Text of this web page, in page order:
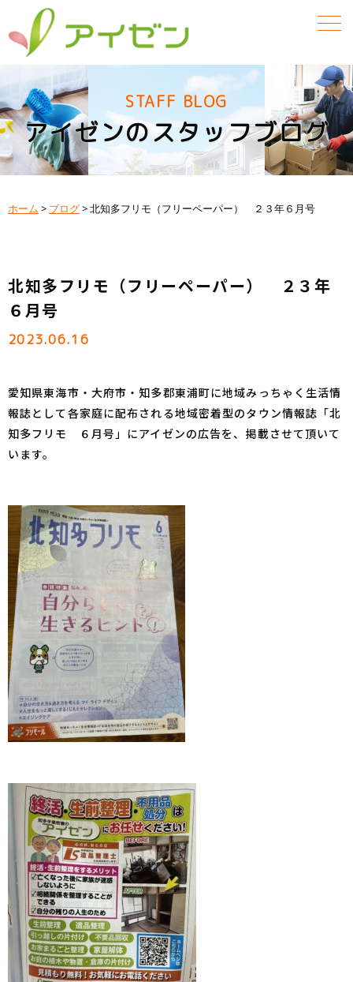
STAFF BLOG
アイゼンのスタッフブログ
ホーム > ブログ>北知多フリモ（フリーペーパー） ２３年６月号
北知多フリモ（フリーペーパー） ２３年
６月号
2023.06.16
愛知県東海市・大府市・知多郡東浦町に地域みっちゃく生活情
報誌として各家庭に配布される地域密着型のタウン情報誌「北
知多フリモ ６月号 」にアイゼンの広告を、掲載させて頂いて
います。